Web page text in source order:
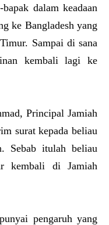
dalam keadaan
ke Bangladesh yang
Sampai di sana
kembali lagi ke
Principal Jamiah
surat kepada beliau
Sebab itulah beliau
kembali di Jamiah
pengaruh yang